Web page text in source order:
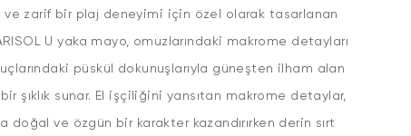
ve zarif bir plaj deneyimi için özel olarak tasarlanan
U yaka mayo, omuzlarındaki makrome detayları
püskül dokunuşlarıyla güneşten ilham alan
şıklık sunar. El işçiliğini yansıtan makrome detaylar,
doğal ve özgün bir karakter kazandırırken derin sırt